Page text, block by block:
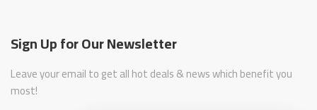
Sign Up for Our Newsletter
Leave your email to get all hot deals & news which benefit you
most!